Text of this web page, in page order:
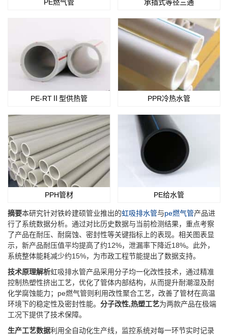
PE燃气管 承插式等径三通
PE-RTⅡ型供热管 PPR冷热水管
PPH管材 PE给水管
摘要本研究针对铁岭建硕管业推出的虹吸排水管与pe燃气管产品进
行了系统数据分析。通过对比历史数据与当前检测结果，重点考察
了产品在耐压、耐腐蚀、密封性等关键指标上的表现。相关图表显
示，新产品耐压值平均提高了约12%，泄漏率下降近18%。此外，
系统整体能耗减少约15%，为市政工程节能提出了数据支持。
技术原理解析虹吸排水管产品采用分子均一化改性技术，通过精准
控制热塑性挤出工艺，优化了管体内部结构，从而提升耐潮湿及耐
化学腐蚀能力；pe燃气管则利用改性聚合工艺，改善了管材在高温
环境下的稳定性及密封性能。 分子改性,热塑工艺为两款产品在极端
工况下提供了技术保障。
生产工艺数据利用全自动化生产线，监控系统对每一环节实时记录